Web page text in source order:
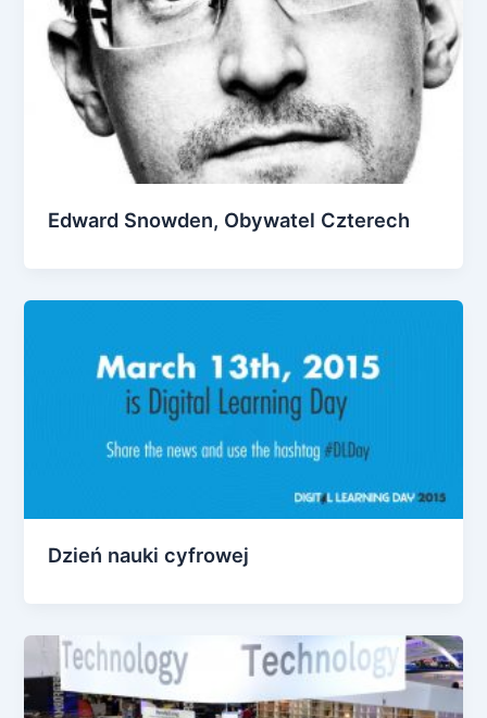
Edward Snowden, Obywatel Czterech
Dzień nauki cyfrowej